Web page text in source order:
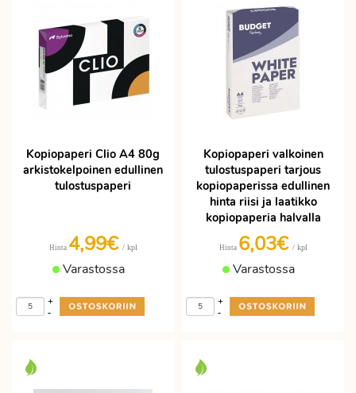
Kopiopaperi Clio A4 80g
arkistokelpoinen edullinen
tulostuspaperi
Hinta 4,99€ / kpl
Varastossa
-
+
Kopiopaperi valkoinen
tulostuspaperi tarjous
kopiopaperissa edullinen
hinta riisi ja laatikko
kopiopaperia halvalla
Hinta 6,03€ / kpl
Varastossa
-
+